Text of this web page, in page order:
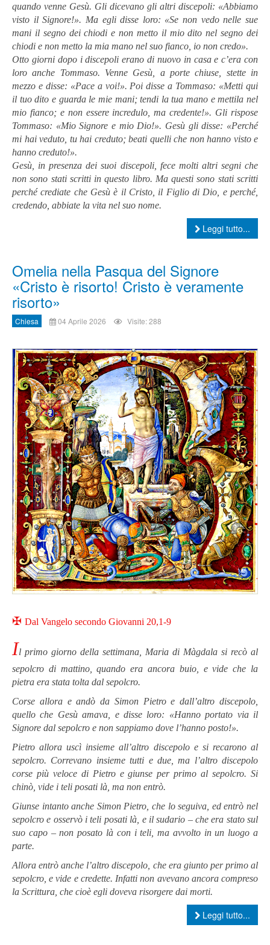
quando venne Gesù. Gli dicevano gli altri discepoli: «Abbiamo
visto il Signore!». Ma egli disse loro: «Se non vedo nelle sue
mani il segno dei chiodi e non metto il mio dito nel segno dei
chiodi e non metto la mia mano nel suo fianco, io non credo».
Otto giorni dopo i discepoli erano di nuovo in casa e c’era con
loro anche Tommaso. Venne Gesù, a porte chiuse, stette in
mezzo e disse: «Pace a voi!». Poi disse a Tommaso: «Metti qui
il tuo dito e guarda le mie mani; tendi la tua mano e mettila nel
mio fianco; e non essere incredulo, ma credente!». Gli rispose
Tommaso: «Mio Signore e mio Dio!». Gesù gli disse: «Perché
mi hai veduto, tu hai creduto; beati quelli che non hanno visto e
hanno creduto!».
Gesù, in presenza dei suoi discepoli, fece molti altri segni che
non sono stati scritti in questo libro. Ma questi sono stati scritti
perché crediate che Gesù è il Cristo, il Figlio di Dio, e perché,
credendo, abbiate la vita nel suo nome.
Leggi tutto...
Omelia nella Pasqua del Signore
«Cristo è risorto! Cristo è veramente
risorto»
Chiesa 04 Aprile 2026 Visite: 288
✠ Dal Vangelo secondo Giovanni 20,1-9
Il primo giorno della settimana, Maria di Màgdala si recò al
sepolcro di mattino, quando era ancora buio, e vide che la
pietra era stata tolta dal sepolcro.
Corse allora e andò da Simon Pietro e dall’altro discepolo,
quello che Gesù amava, e disse loro: «Hanno portato via il
Signore dal sepolcro e non sappiamo dove l’hanno posto!».
Pietro allora uscì insieme all’altro discepolo e si recarono al
sepolcro. Correvano insieme tutti e due, ma l’altro discepolo
corse più veloce di Pietro e giunse per primo al sepolcro. Si
chinò, vide i teli posati là, ma non entrò.
Giunse intanto anche Simon Pietro, che lo seguiva, ed entrò nel
sepolcro e osservò i teli posati là, e il sudario – che era stato sul
suo capo – non posato là con i teli, ma avvolto in un luogo a
parte.
Allora entrò anche l’altro discepolo, che era giunto per primo al
sepolcro, e vide e credette. Infatti non avevano ancora compreso
la Scrittura, che cioè egli doveva risorgere dai morti.
Leggi tutto...